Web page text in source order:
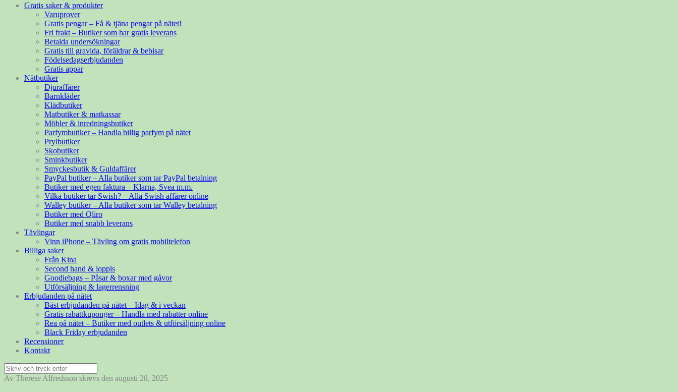
Gratis saker & produkter
Varuprover
Gratis pengar – Få & tjäna pengar på nätet!
Fri frakt – Butiker som har gratis leverans
Betalda undersökningar
Gratis till gravida, föräldrar & bebisar
Födelsedagserbjudanden
Gratis appar
Nätbutiker
Djuraffärer
Barnkläder
Klädbutiker
Matbutiker & matkassar
Möbler & inredningsbutiker
Parfymbutiker – Handla billig parfym på nätet
Prylbutiker
Skobutiker
Sminkbutiker
Smyckesbutik & Guldaffärer
PayPal butiker – Alla butiker som tar PayPal betalning
Butiker med egen faktura – Klarna, Svea m.m.
Vilka butiker tar Swish? – Alla Swish affärer online
Walley butiker – Alla butiker som tar Walley betalning
Butiker med Qliro
Butiker med snabb leverans
Tävlingar
Vinn iPhone – Tävling om gratis mobiltelefon
Billiga saker
Från Kina
Second hand & loppis
Goodiebags – Påsar & boxar med gåvor
Utförsäljning & lagerrensning
Erbjudanden på nätet
Bäst erbjudanden på nätet – Idag & i veckan
Gratis rabattkuponger – Handla med rabatter online
Rea på nätet – Butiker med outlets & utförsäljning online
Black Friday erbjudanden
Recensioner
Kontakt
Sök
efter:
Av Therese Alfredsson skrevs den augusti 28, 2025